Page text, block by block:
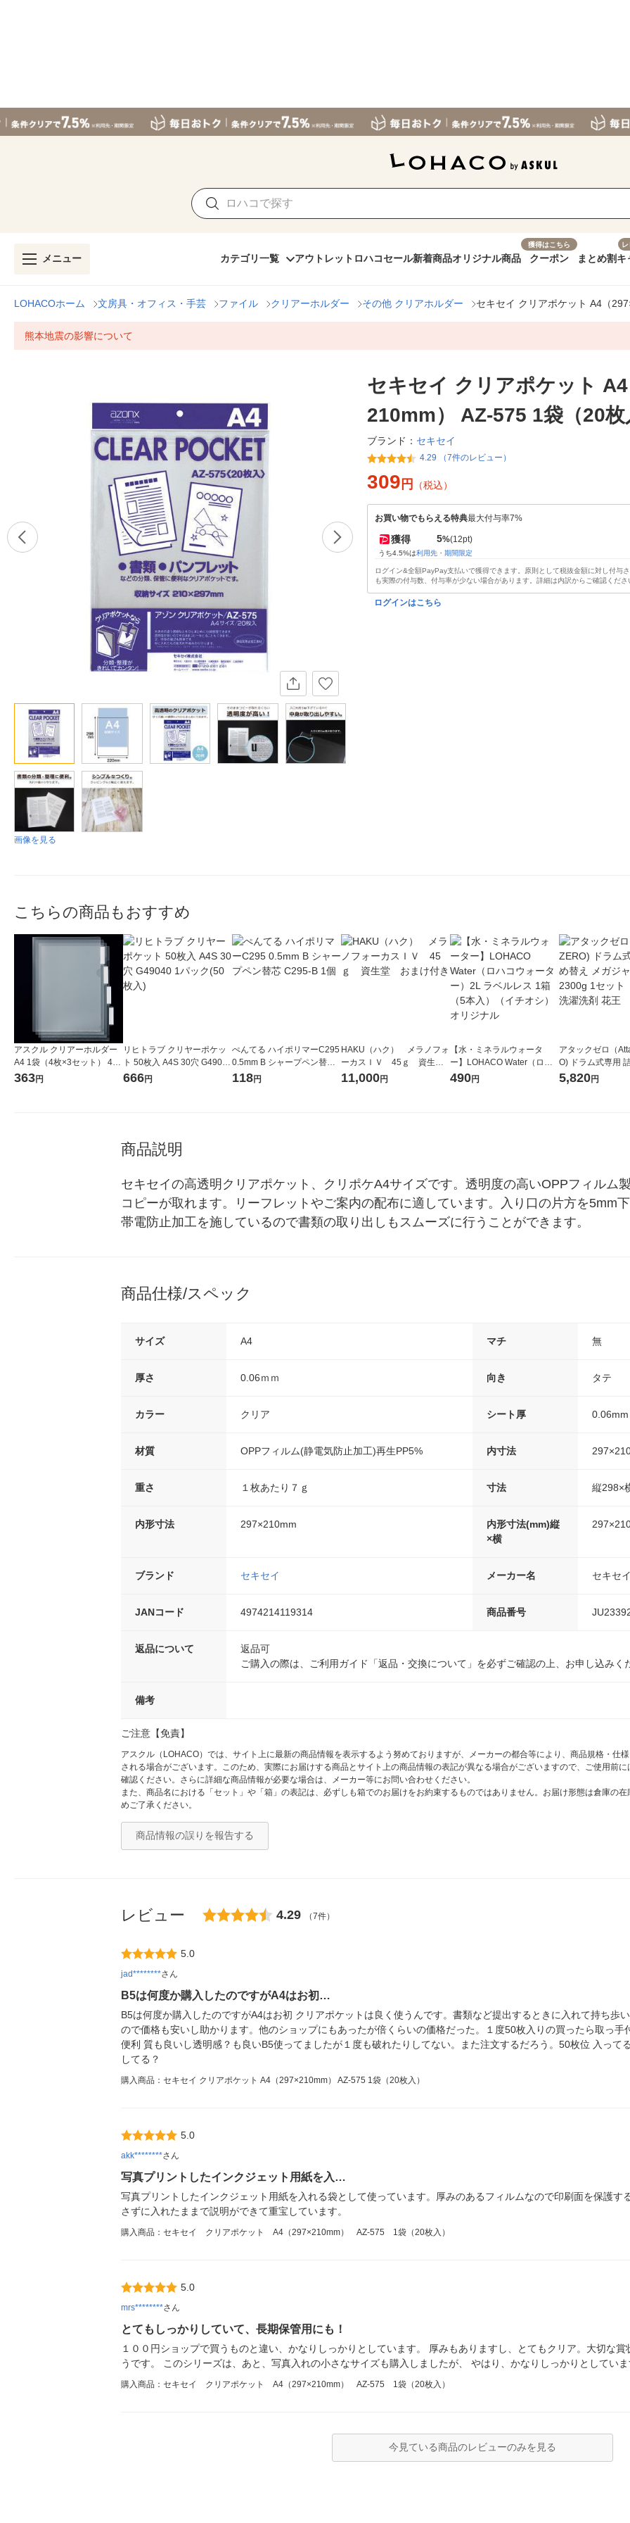
メニュー カテゴリ一覧 アウトレット ロハコセール新着商品オリジナル商品
獲得はこちら
クーポン まとめ割キ
LOHACOホーム 文房具・オフィス・手芸 ファイル クリアーホルダー その他 クリアホルダー セキセイ クリアポケット A4（
熊本地震の影響について
画像を見る
セキセイ クリアポケット
210mm） AZ-575 1袋（20枚
ブランド： セキセイ
4.29 （7件のレビュー）
309 円 （税込）
お買い物でもらえる特典最大付与率7%
獲得 5%(12pt)
うち4.5%は利用先・期間限定
ログイン&全額PayPay支払いで獲得できます。原則として税抜金額に対し付与
も実際の付与数、付与率が少ない場合があります。詳細は内訳からご確認くださ
ログインはこちら
こちらの商品もおすすめ
アスクル クリアーホルダー
A4 1袋（4枚×3セット） 4山
インデックス付 ファイル オ
363円
リヒトラブ クリヤーポケッ
ト 50枚入 A4S 30穴 G49040
1パック(50枚入)
666円
ぺんてる ハイポリマーC295
0.5mm B シャープペン替芯
C295-B 1個
118円
HAKU（ハク） メラノフォ
ーカスＩＶ 45ｇ 資生
堂 おまけ付き
11,000円
【水・ミネラルウォータ
ー】LOHACO Water（ロハ
コウォーター）2L ラベルレ
490円
アタックゼロ（
O) ドラム式専用
ガジャンボ 2300g
（2個入) 洗濯洗剤
5,820円
商品説明
セキセイの高透明クリアポケット、クリポケA4サイズです。透明度の高いOPPフィルム
コピーが取れます。リーフレットやご案内の配布に適しています。入り口の片方を5mm
帯電防止加工を施しているので書類の取り出しもスムーズに行うことができます。
商品仕様/スペック
サイズ A4 マチ 無
厚さ 0.06ｍｍ 向き タテ
カラー クリア シート厚 0.06mm
材質 OPPフィルム(静電気防止加工)再生PP5% 内寸法
重さ １枚あたり７ｇ 寸法 縦298×
内形寸法 297×210mm
内形寸法(mm)縦
×横
ブランド セキセイ メーカー名 セキセイ
JANコード 4974214119314 商品番号
返品について
返品可
ご購入の際は、ご利用ガイド「返品・交換について」を必ずご確認の上、お申し込みく
備考
ご注意【免責】
アスクル（LOHACO）では、サイト上に最新の商品情報を表示するよう努めておりますが、メーカーの都合等により、商品規格・仕
される場合がございます。このため、実際にお届けする商品とサイト上の商品情報の表記が異なる場合がございますので、ご使用前
確認ください。さらに詳細な商品情報が必要な場合は、メーカー等にお問い合わせください。
また、商品名における「セット」や「箱」の表記は、必ずしも箱でのお届けをお約束するものではありません。お届け形態は倉庫の
めご了承ください。
商品情報の誤りを報告する
レビュー 4.29 （7件）
5.0
jad********さん
B5は何度か購入したのですがA4はお初…
B5は何度か購入したのですがA4はお初 クリアポケットは良く使うんです。書類など提出するときに入れて持ち歩
ので価格も安いし助かります。他のショップにもあったが倍くらいの価格だった。１度50枚入りの買ったら取っ手
便利 質も良いし透明感？も良いB5使ってましたが１度も破れたりしてない。また注文するだろう。50枚位 入っ
してる？
購入商品：セキセイ クリアポケット A4（297×210mm） AZ-575 1袋（20枚入）
5.0
akk********さん
写真プリントしたインクジェット用紙を入…
写真プリントしたインクジェット用紙を入れる袋として使っています。厚みのあるフィルムなので印刷面を保護す
さずに入れたままで説明ができて重宝しています。
購入商品：セキセイ クリアポケット A4（297×210mm） AZ-575 1袋（20枚入）
5.0
mrs********さん
とてもしっかりしていて、長期保管用にも！
１００円ショップで買うものと違い、かなりしっかりとしています。 厚みもありますし、とてもクリア。大切な
うです。 このシリーズは、あと、写真入れの小さなサイズも購入しましたが、 やはり、かなりしっかりとしていま
購入商品：セキセイ クリアポケット A4（297×210mm） AZ-575 1袋（20枚入）
今見ている商品のレビューのみを見る